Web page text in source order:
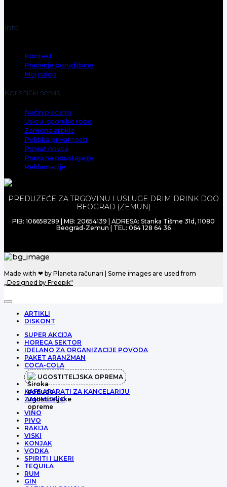
Info
Kontakt
Praćenje porudžbine
Moj nalog
Korisnički servis
Način plaćanja
Uslovi isporuke robe
Zamena artikla
Politika privatnosti
Povrat novca
Pravo na odustajanje
Reklamacije
PREDUZEĆE ZA TRGOVINU I USLUGE DRIM DRINK DOO
BEOGRAD (ZEMUN)
PIB: 106658289 | MB: 20654139 | ADRESA: Stanka Tišme 31d, 11080
Beograd-Zemun | TEL: 064 128 64 36
Made with ❤ by Planeta računari | Some images are used from
„Designed by Freepik“
ARTIKLI
DISKONT
SUPER AKCIJA
HORECA SEKTOR
IDELANO ZA ORGANIZACIJE POVODA
PAKET ARANŽMAN
COCA-COLA
UGOSTITELJSKA OPREMA
KAFE APARATI ZA KANCELARIJU
ZANIMLJIVO
VINO
PIVO
RAKIJA
VISKI
KONJAK
VODKA
SPIRITI I LIKERI
TEQUILA
RUM
GIN